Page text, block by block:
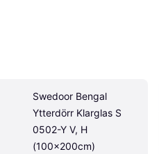
Swedoor Bengal
Ytterdörr Klarglas S
0502-Y V, H
(100x200cm)